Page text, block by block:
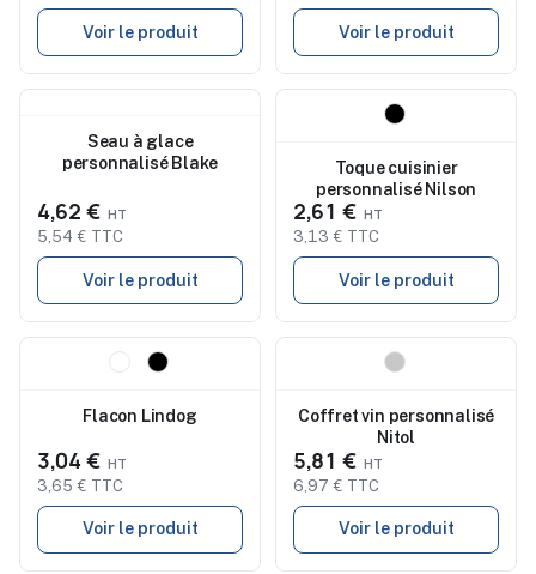
Voir le produit Voir le produit
Seau à glace
personnalisé Blake
4,62 €
5,54 € TTC
Voir le produit
Toque cuisinier
personnalisé Nilson
2,61 €
3,13 € TTC
Voir le produit
Flacon Lindog
3,04 €
3,65 € TTC
Voir le produit
Coffret vin personnalisé
Nitol
5,81 €
6,97 € TTC
Voir le produit